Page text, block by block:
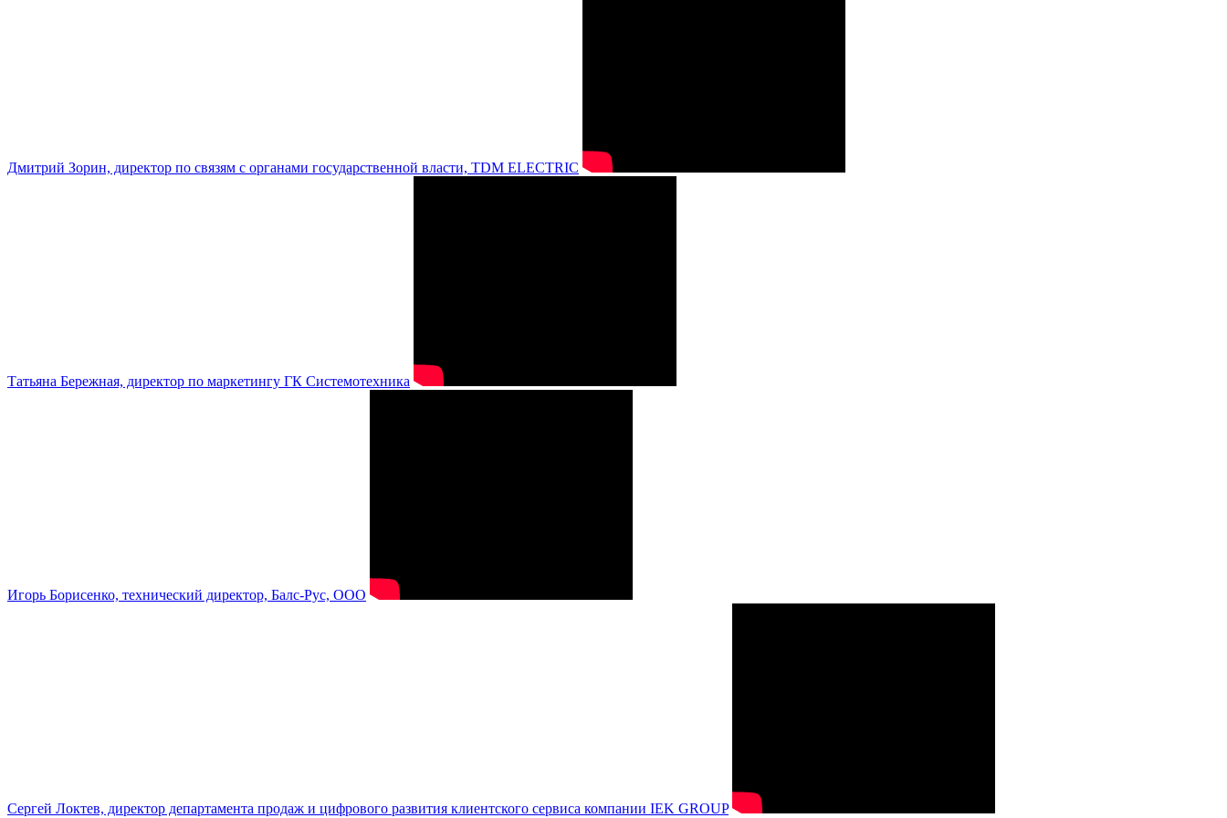
Дмитрий Зорин, директор по связям с органами государственной власти, TDM ELECTRIC
Татьяна Бережная, директор по маркетингу ГК Системотехника
Игорь Борисенко, технический директор, Балс-Рус, ООО
Сергей Локтев, директор департамента продаж и цифрового развития клиентского сервиса компании IEK GROUP